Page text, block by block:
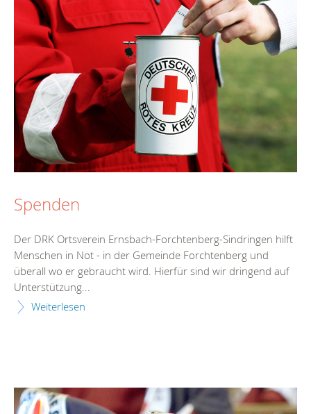
Spenden
Der DRK Ortsverein Ernsbach-Forchtenberg-Sindringen hilft
Menschen in Not - in der Gemeinde Forchtenberg und
überall wo er gebraucht wird. Hierfür sind wir dringend auf
Unterstützung...
Weiterlesen